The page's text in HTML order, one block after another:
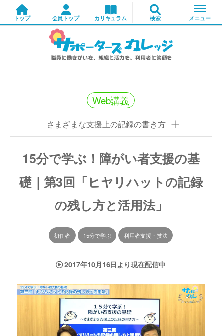
Web講義
さまざまな支援上の記録の書き方
15分で学ぶ！障がい者支援の基
礎｜第3回「ヒヤリハットの記録
の残し方と活用法」
初任者 15分で学ぶ 利用者支援・技法
2017年10月16日より現在配信中